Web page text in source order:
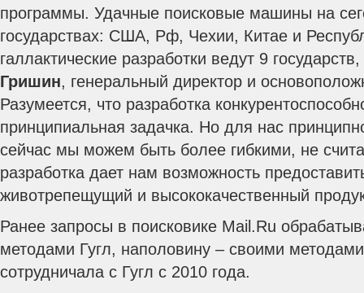
программы. Удачные поисковые машины на
государствах: США, Рф, Чехии, Китае и
галлактические разработки ведут 9
Гришин, генеральный директор и
Разумеется, что разработка
принципиальная задачка. Но для нас
сейчас мы можем быть более гибкими, не
разработка дает нам возможность
животрепещущий и высококачественный
Ранее запросы в поисковике Mail.Ru
методами Гугл, наполовину – своими
сотрудничала с Гугл с 2010 года.